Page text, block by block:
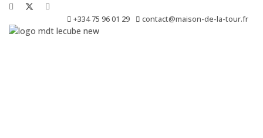
+334 75 96 01 29 contact@maison-de-la-tour.fr